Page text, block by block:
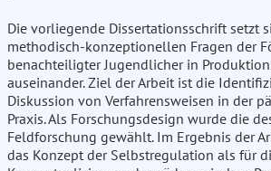
Die vorliegende Dissertationsschrift setzt
methodisch-konzeptionellen Fragen der
benachteiligter Jugendlicher in
auseinander. Ziel der Arbeit ist die
Diskussion von Verfahrensweisen in der
Praxis. Als Forschungsdesign wurde die
Feldforschung gewählt. Im Ergebnis der
das Konzept der Selbstregulation als für